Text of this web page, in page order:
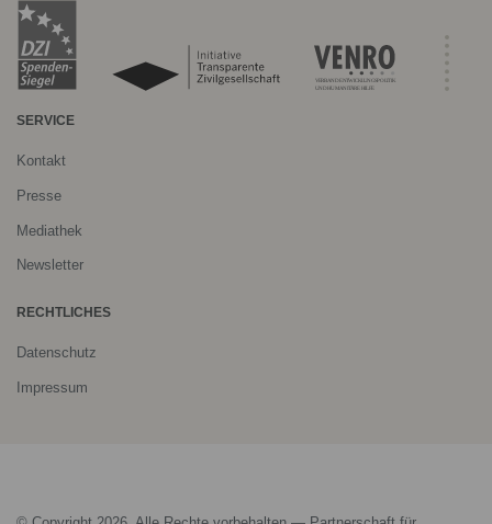
SERVICE
Kontakt
Presse
Mediathek
Newsletter
RECHTLICHES
Datenschutz
Impressum